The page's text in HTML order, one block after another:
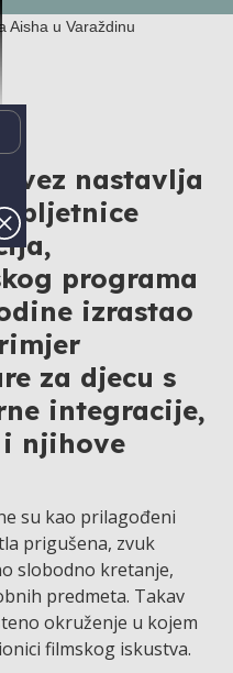
nastavlja
programa
izrastao
za djecu s
integracije,
njihove
su kao prilagođeni
prigušena, zvuk
slobodno kretanje,
predmeta. Takav
okruženje u kojem
filmskog iskustva.